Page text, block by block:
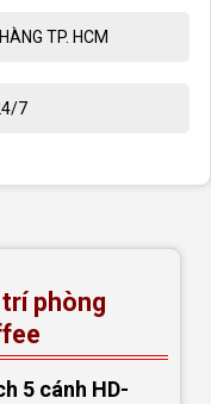
TP. HCM
7
phòng
5 cánh HD-